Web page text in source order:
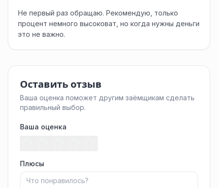
Не первый раз обращаю. Рекомендую, только
процент немного высоковат, но когда нужны деньги
это не важно.
Оставить отзыв
Ваша оценка поможет другим заёмщикам сделать
правильный выбор.
Ваша оценка
Плюсы